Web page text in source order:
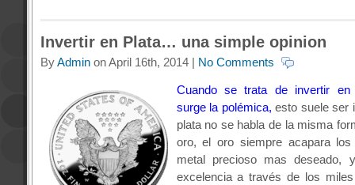
Invertir en Plata… una simple opinion
ByAdminon April 16th, 2014 | No Comments
Cuando se trata de invertir en
surge la polémica, esto suele ser
plata no se habla de la misma
oro, el oro siempre acapara
metal precioso mas deseado,
excelencia a través de los